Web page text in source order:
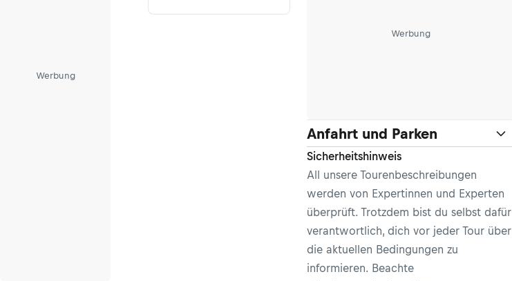
Werbung
Werbung
Anfahrt und Parken
Sicherheitshinweis
All unsere Tourenbeschreibungen
werden von Expertinnen und Experten
überprüft. Trotzdem bist du selbst dafür
verantwortlich, dich vor jeder Tour über
die aktuellen Bedingungen zu
informieren. Beachte